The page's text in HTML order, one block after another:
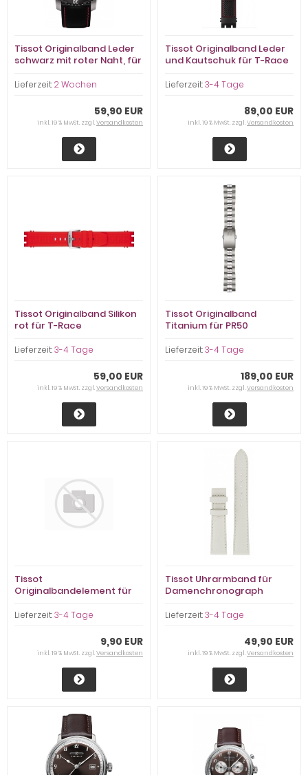
Tissot Originalband Leder
schwarz mit roter Naht, für
Lieferzeit:2 Wochen
59,90 EUR
inkl. 19 % MwSt. zzgl.Versandkosten
Tissot Originalband Leder
und Kautschuk für T-Race
Lieferzeit:3-4 Tage
89,00 EUR
inkl. 19 % MwSt. zzgl.Versandkosten
Tissot Originalband Silikon
rot für T-Race
Lieferzeit:3-4 Tage
59,00 EUR
inkl. 19 % MwSt. zzgl.Versandkosten
Tissot Originalband
Titanium für PR50
Lieferzeit:3-4 Tage
189,00 EUR
inkl. 19 % MwSt. zzgl.Versandkosten
Tissot
Originalbandelement für
Lieferzeit:3-4 Tage
9,90 EUR
inkl. 19 % MwSt. zzgl.Versandkosten
Tissot Uhrarmband für
Damenchronograph
Lieferzeit:3-4 Tage
49,90 EUR
inkl. 19 % MwSt. zzgl.Versandkosten